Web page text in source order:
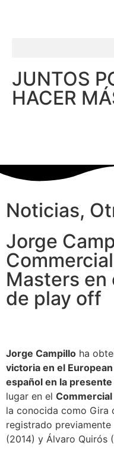
JUNTOS
HACER
Noticias,
Jorge
Masters en
de play off
Jorge Campillo ha
victoria en el
español en la
lugar en el
la conocida como Gira
registrado
(2014) y Álvaro Quirós